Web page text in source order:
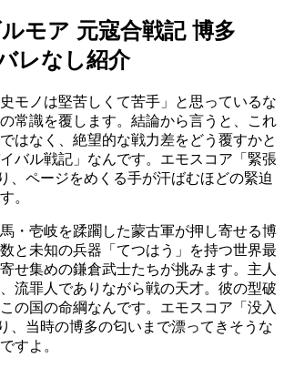
モア 元寇合戦記 博多
レなし紹介
モノは堅苦しくて苦手」と思っているな
常識を覆します。結論から言うと、これ
はなく、絶望的な戦力差をどう覆すかと
バル戦記」なんです。 エモスコア「緊張
、ページをめくる手が汗ばむほどの緊迫
。
・壱岐を蹂躙した蒙古軍が押し寄せる博
と未知の兵器「てつはう」を持つ世界最
せ集めの鎌倉武士たちが挑みます。主人
流罪人でありながら戦の天才。彼の型破
の国の命綱なんです。 エモスコア「没入
、当時の博多の匂いまで漂ってきそうな
すよ。